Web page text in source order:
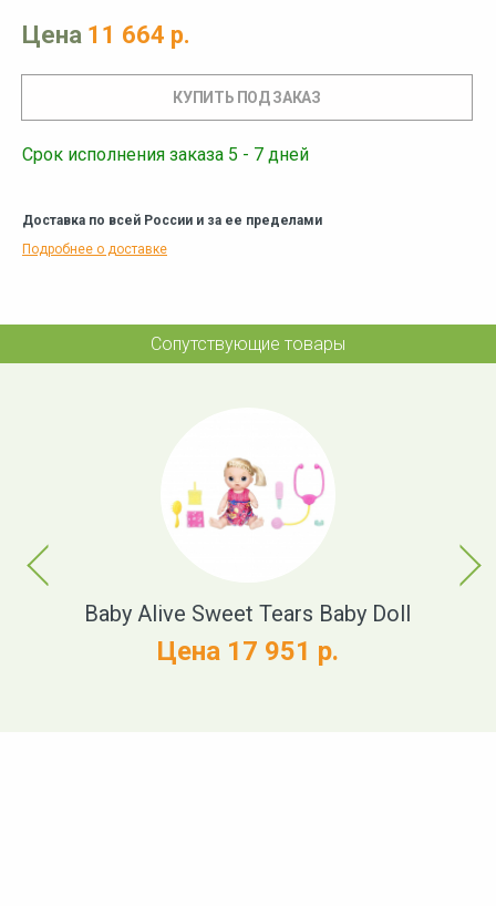
Цена 11 664 р.
Срок исполнения заказа 5 - 7 дней
Доставка по всей России и за ее пределами
Подробнее о доставке
Сопутствующие товары
Previous
Baby Alive Sweet Tears Baby Doll
Цена 17 951 р.
Next